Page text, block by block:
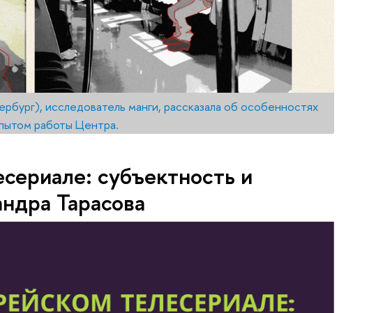
исследователь манги, рассказала об особенностях
работы Центра.
субъектность и
Тарасова